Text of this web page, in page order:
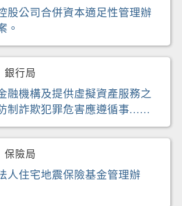
股公司合併資本適足性管理辦
。
銀行局
融機構及提供虛擬資產服務之
制詐欺犯罪危害應遵循事......
保險局
人住宅地震保險基金管理辦